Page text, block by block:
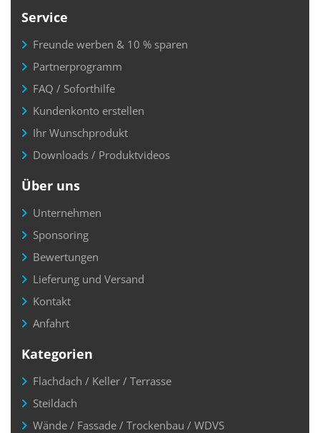
Service
Freunde werben & 10 % sparen
Partnerprogramm
FAQ / Soforthilfe
Kundenkonto erstellen
Ihr Wunschprodukt
Downloads / Produktvideos
Über uns
Unternehmen
Sponsoring
Bewertungen
Lieferung und Versand
Kontakt
Anfahrt
Kategorien
Flachdach / Keller / Terrasse
Steildach
Wände / Fassade / Trockenbau / WDVS